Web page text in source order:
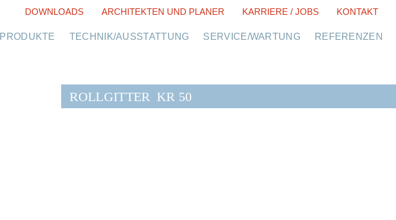
DOWNLOADS ARCHITEKTEN UND PLANER KARRIERE / JOBS KONTAKT
PRODUKTE TECHNIK/AUSSTATTUNG SERVICE/WARTUNG REFERENZEN
ROLLGITTER KR 50